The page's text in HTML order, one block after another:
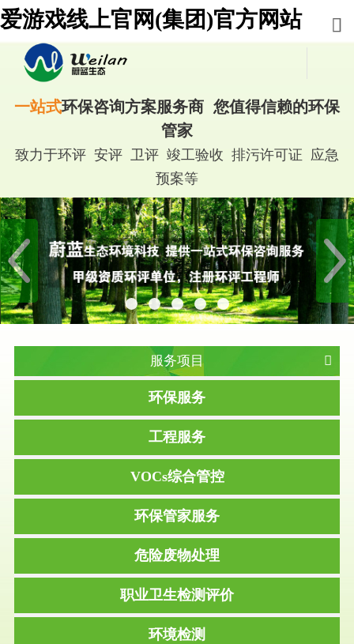
爱游戏线上官网(集团)官方网站
一站式环保咨询方案服务商 您值得信赖的环保
管家
致力于环评 安评 卫评 竣工验收 排污许可证 应急
预案等
服务项目
环保服务
工程服务
VOCs综合管控
环保管家服务
危险废物处理
职业卫生检测评价
环境检测